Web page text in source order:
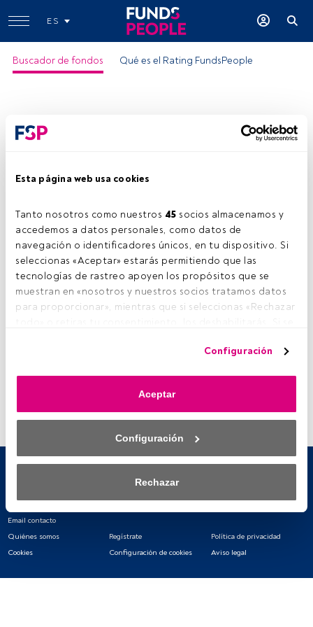
Esta página web usa cookies
Tanto nosotros como nuestros 45 socios almacenamos y
accedemos a datos personales, como datos de
navegación o identificadores únicos, en tu dispositivo. Si
seleccionas «Aceptar» estarás permitiendo que las
tecnologías de rastreo apoyen los propósitos que se
muestran en «nosotros y nuestros socios tratamos datos
para proporcionar», mientras que si seleccionas «Rechazar
anuncios que ves podrían dejar de ser relevantes para ti.
momento haciendo clic en el enlace «Preferencias de
privacidad» que aparece en la parte inferior de la página
la izquierda de la página web). Tus opciones tendrán
saber más, consulta nuestra política de privacidad.
datos para proporcionar:
activamente las características del dispositivo para su
identificación. Almacenar la información en un dispositivo
Configuración
Aceptar
Configuración
Rechazar
ES
Buscador de fondos Qué es el Rating FundsPeople
Email contacto
Quiénes somos
Regístrate
Política de privacidad
Cookies
Configuración de cookies Aviso legal